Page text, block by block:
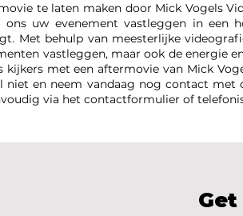
te laten maken door Mick Vogels
ons uw evenement vastleggen in een
Met behulp van meesterlijke
vastleggen, maar ook de energie
kijkers met een aftermovie van Mick
niet en neem vandaag nog contact
via het contactformulier of